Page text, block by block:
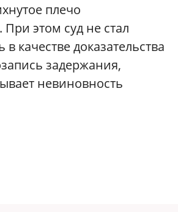
плечо
При этом суд не стал
в качестве доказательства
задержания,
невиновность